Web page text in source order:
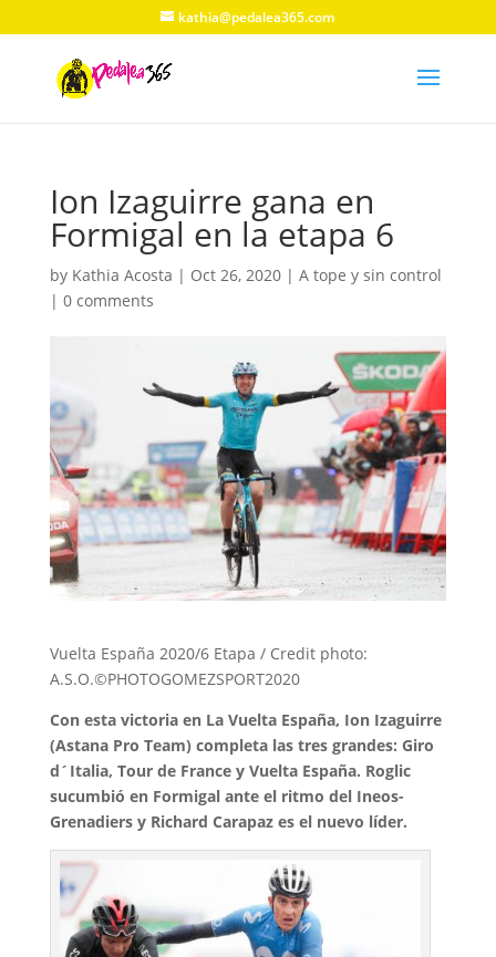
kathia@pedalea365.com
Ion Izaguirre gana en
Formigal en la etapa 6
by Kathia Acosta | Oct 26, 2020| A tope y sin control
| 0 comments
Vuelta España 2020/6 Etapa / Credit photo:
A.S.O.©PHOTOGOMEZSPORT2020
Con esta victoria en La Vuelta España, Ion Izaguirre
(Astana Pro Team) completa las tres grandes: Giro
d´Italia, Tour de France y Vuelta España. Roglic
sucumbió en Formigal ante el ritmo del Ineos-
Grenadiers y Richard Carapaz es el nuevo líder.